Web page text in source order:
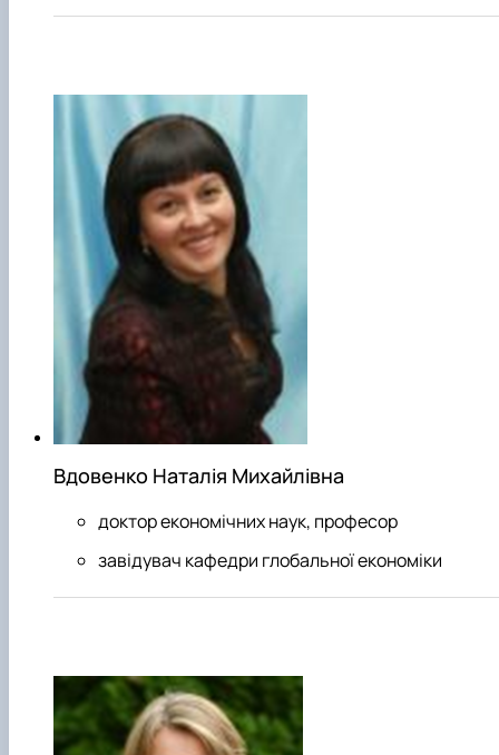
Вдовенко Наталія Михайлівна
доктор економічних наук, професор
завідувач кафедри глобальної економіки